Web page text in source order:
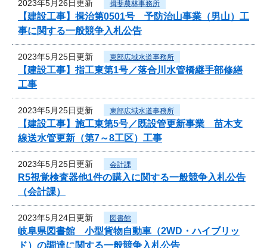
2023年5月26日更新 揖斐農林事務所
【建設工事】揖治第0501号 予防治山事業（男山）工
事に関する一般競争入札公告
2023年5月25日更新 東部広域水道事務所
【建設工事】指工東第1号／落合川水管橋継手部修繕
工事
2023年5月25日更新 東部広域水道事務所
【建設工事】施工東第5号／既設管更新事業 苗木支
線送水管更新（第7～8工区）工事
2023年5月25日更新 会計課
R5視覚検査器他1件の購入に関する一般競争入札公告
（会計課）
2023年5月24日更新 図書館
岐阜県図書館 小型貨物自動車（2WD・ハイブリッ
ド）の調達に関する一般競争入札公告